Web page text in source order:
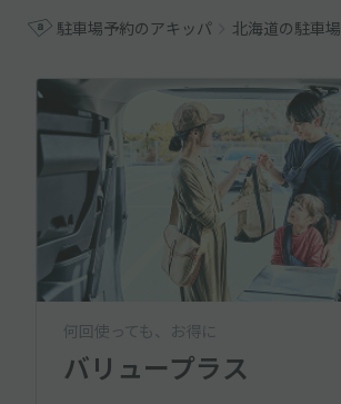
駐車場予約のアキッパ 北海道の駐車場
何回使っても、お得に
バリュープラス